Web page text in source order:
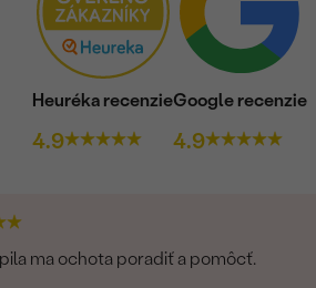
Heuréka recenzie
4.9
Google recenzie
4.9
ma ochota poradiť a pomôcť.